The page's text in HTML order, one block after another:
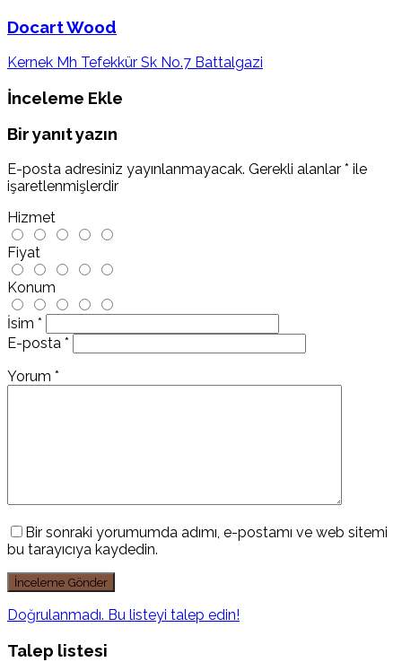
Docart Wood
Kernek Mh Tefekkür Sk No.7 Battalgazi
İnceleme Ekle
Bir yanıt yazın
E-posta adresiniz yayınlanmayacak. Gerekli alanlar * ile
işaretlenmişlerdir
Hizmet
Fiyat
Konum
İsim *
E-posta *
Yorum *
Bir sonraki yorumumda adımı, e-postamı ve web sitemi
bu tarayıcıya kaydedin.
Doğrulanmadı. Bu listeyi talep edin!
Talep listesi